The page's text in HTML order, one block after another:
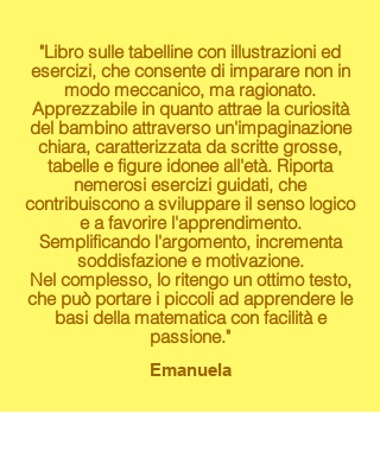
"Libro sulle tabelline con illustrazioni ed
esercizi, che consente di imparare non in
modo meccanico, ma ragionato.
Apprezzabile in quanto attrae la curiosità
del bambino attraverso un'impaginazione
chiara, caratterizzata da scritte grosse,
tabelle e figure idonee all'età. Riporta
nemerosi esercizi guidati, che
contribuiscono a sviluppare il senso logico
e a favorire l'apprendimento.
Semplificando l'argomento, incrementa
soddisfazione e motivazione.
Nel complesso, lo ritengo un ottimo testo,
che può portare i piccoli ad apprendere le
basi della matematica con facilità e
passione."
Emanuela